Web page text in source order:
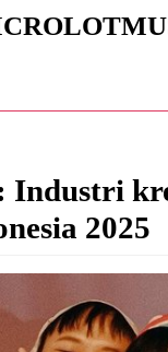
Industri
2025